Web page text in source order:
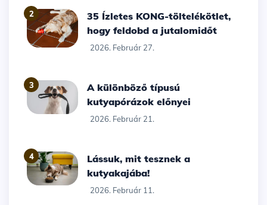
2
35 Ízletes KONG-töltelékötlet,
hogy feldobd a jutalomidőt
2026. Február 27.
3
A különböző típusú
kutyapórázok előnyei
2026. Február 21.
4
Lássuk, mit tesznek a
kutyakajába!
2026. Február 11.